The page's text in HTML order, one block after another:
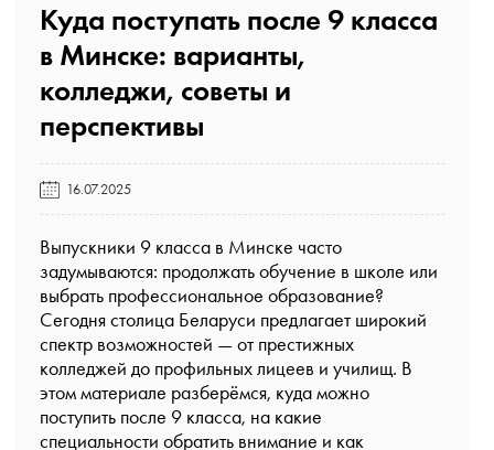
Куда поступать после 9 класса
в Минске: варианты,
колледжи, советы и
перспективы️
16.07.2025
Выпускники 9 класса в Минске часто
задумываются: продолжать обучение в школе или
выбрать профессиональное образование?
Сегодня столица Беларуси предлагает широкий
спектр возможностей — от престижных
колледжей до профильных лицеев и училищ. В
этом материале разберёмся, куда можно
поступить после 9 класса, на какие
специальности обратить внимание и как